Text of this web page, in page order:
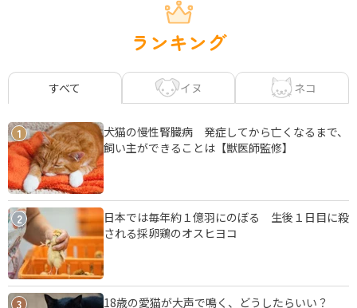
ランキング
すべて イヌ ネコ
1
犬猫の慢性腎臓病 発症してから亡くなるまで、
飼い主ができることは【獣医師監修】
2
日本では毎年約１億羽にのぼる 生後１日目に殺
される採卵鶏のオスヒヨコ
3
18歳の愛猫が大声で鳴く、どうしたらいい？